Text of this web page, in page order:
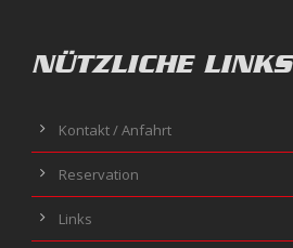
NÜTZLICHE LINKS
Kontakt / Anfahrt
Reservation
Links